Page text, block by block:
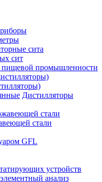
сита
сит
пищевой промышленности
Дистилляторы
стали
GFL
устройств